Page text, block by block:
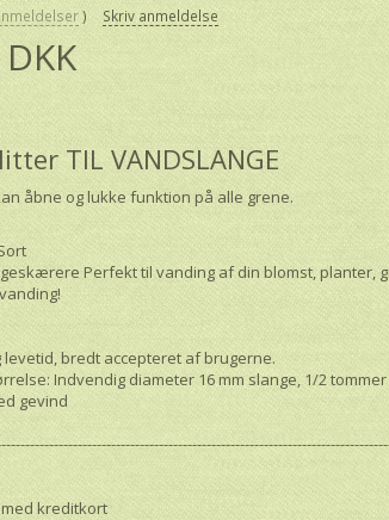
Skriv anmeldelse
TIL VANDSLANGE
åbne og lukke funktion på alle grene.
Perfekt til vanding af din blomst,
levetid, bredt accepteret af brugerne.
Indvendig diameter 16 mm slange, 1/2
gevind
kreditkort